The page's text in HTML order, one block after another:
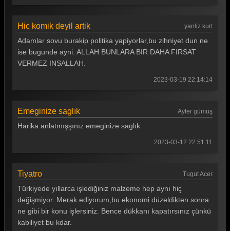
Güldür güldür 193. Bölüm
Güldür güldür 192. Bölüm
Güldür güldür 189. Bölüm
Güldür güldür 188. Bölüm
Güldür güldür 185. Bölüm
Güldür güldür 184. Bölüm
Güldür güldür 183. Bölüm
Hic komik deyil artik yanliz kurt
Adamlar sovu burakip politika yapiyorlar,bu zihniyet dun ne
ise bugunde ayni. ALLAH BUNLARA BIR DAHA FIRSAT
VERMEZ INSALLAH.
2023-03-19 22:14:14
Emeginize saglık Ayfer gümüş
Harika anlatmışşınız emeginize saglık
2023-03-12 22:51:11
Tiyatro Tugut Acer
Türkiyede yıllarca işlediğiniz malzeme hep aynı hiç
değişmiyor. Merak ediyorum,bu ekonomi düzeldikten sonra
ne gibi bir konu işlersiniz. Bence dükkanı kapatırsınız çünkü
kabiliyet bu kdar.